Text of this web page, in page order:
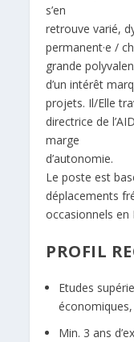
s’en
retrouve varié,
permanent·e /
grande
d’un intérêt
projets. Il/Elle
directrice de
marge
d’autonomie.
Le poste est
déplacements
occasionnels en
PROFIL
Etudes
Min. 3 ans